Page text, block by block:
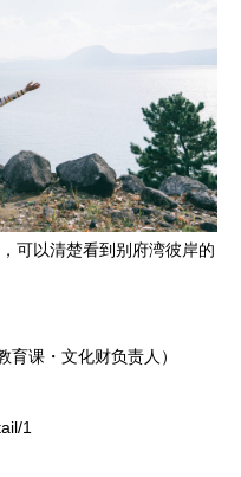
可以清楚看到别府湾彼岸的
课・文化财负责人）
1